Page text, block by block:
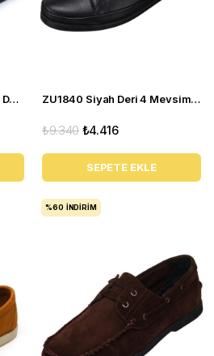
PAŞA103 Tarçın Süet Dana Derisi Esnek rahagt Termo Taban Rahat Geniş Konforlu Taban. ÖZEL Seri. ZU1840 Siyah Deri 4 Mevsim Büyük Numara Üst Kalite Erkek Ayakkabısı
₺4.416
₺9.340
SEPETE EKLE
%60 İNDIRIM